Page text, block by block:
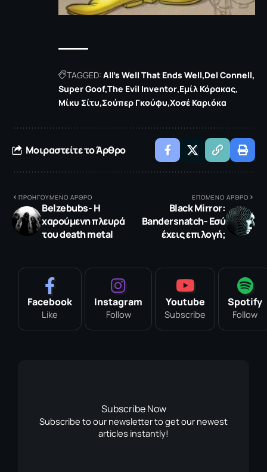
TAGGED: All’s Well That Ends Well Del Connell
Super Goof The Evil Inventor Εμίλ Κόρακας
Μίκυ Σίτυ Σούπερ Γκούφυ Χοσέ Καριόκα
Μοιραστείτε το Άρθρο
ΠΡΟΗΓΟΥΜΕΝΟ ΑΡΘΡΟ
Belzebubs- Η
χαρούμενη πλευρά
του death metal
ΕΠΟΜΕΝΟ ΑΡΘΡΟ
Black Mirror:
Bandersnatch- Εσύ
έχεις επιλογή;
Facebook
Like
Instagram
Follow
Youtube
Subscribe
Spotify
Follow
Subscribe Now
Subscribe to our newsletter to get our newest
articles instantly!